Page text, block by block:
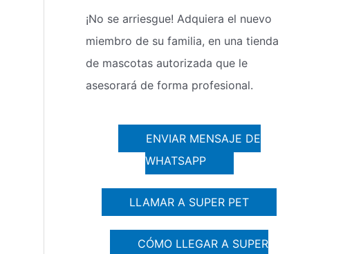
¡No se arriesgue! Adquiera el nuevo
miembro de su familia, en una tienda
de mascotas autorizada que le
asesorará de forma profesional.
ENVIAR MENSAJE DE
WHATSAPP
LLAMAR A SUPER PET
CÓMO LLEGAR A SUPER